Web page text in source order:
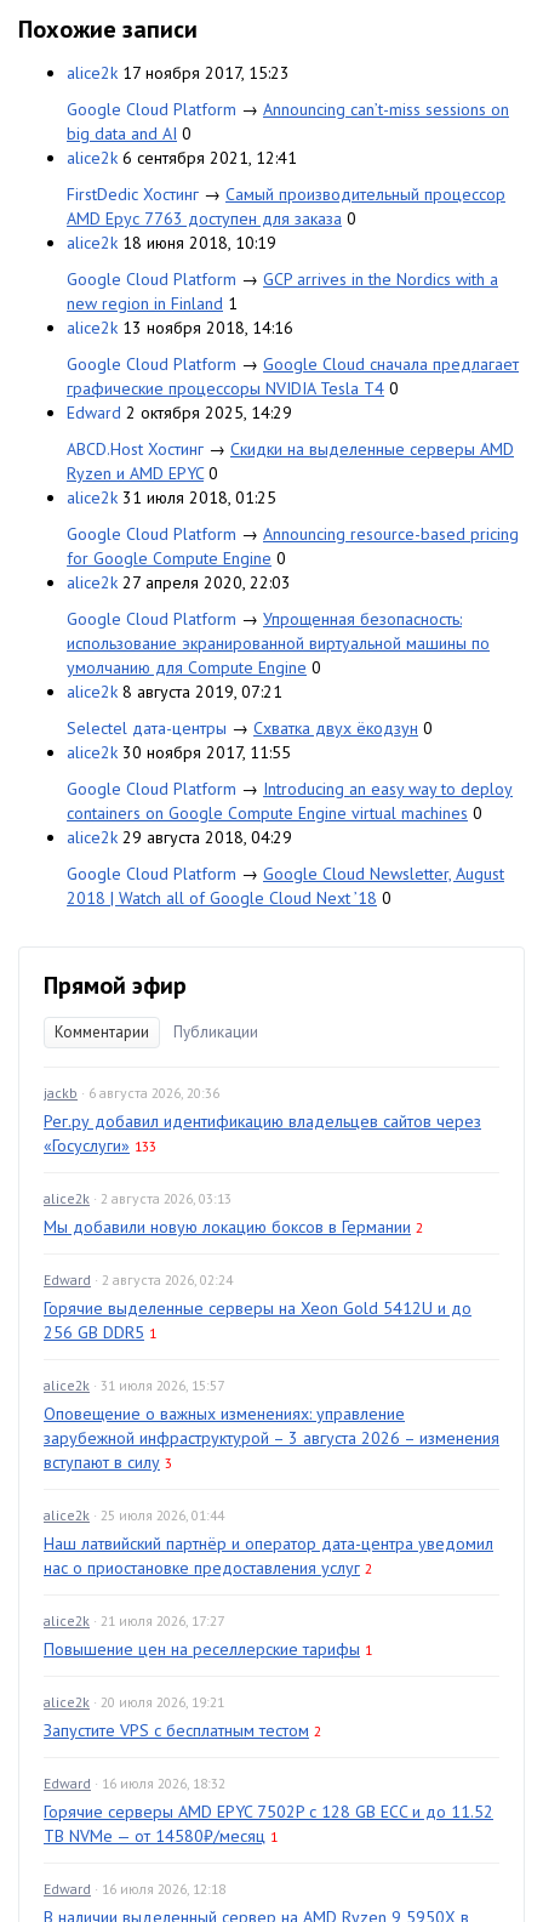
Похожие записи
alice2k 17 ноября 2017, 15:23
Google Cloud Platform → Announcing can’t-miss sessions on
big data and AI 0
alice2k 6 сентября 2021, 12:41
FirstDedic Хостинг → Самый производительный процессор
AMD Epyc 7763 доступен для заказа 0
alice2k 18 июня 2018, 10:19
Google Cloud Platform → GCP arrives in the Nordics with a
new region in Finland 1
alice2k 13 ноября 2018, 14:16
Google Cloud Platform → Google Cloud сначала предлагает
графические процессоры NVIDIA Tesla T4 0
Edward 2 октября 2025, 14:29
ABCD.Host Хостинг → Скидки на выделенные серверы AMD
Ryzen и AMD EPYC 0
alice2k 31 июля 2018, 01:25
Google Cloud Platform → Announcing resource-based pricing
for Google Compute Engine 0
alice2k 27 апреля 2020, 22:03
Google Cloud Platform → Упрощенная безопасность:
использование экранированной виртуальной машины по
умолчанию для Compute Engine 0
alice2k 8 августа 2019, 07:21
Selectel дата-центры → Схватка двух ёкодзун 0
alice2k 30 ноября 2017, 11:55
Google Cloud Platform → Introducing an easy way to deploy
containers on Google Compute Engine virtual machines 0
alice2k 29 августа 2018, 04:29
Google Cloud Platform → Google Cloud Newsletter, August
2018 | Watch all of Google Cloud Next ’18 0
Прямой эфир
Комментарии Публикации
jackb · 6 августа 2026, 20:36
Рег.ру добавил идентификацию владельцев сайтов через
«Госуслуги» 133
alice2k · 2 августа 2026, 03:13
Мы добавили новую локацию боксов в Германии 2
Edward · 2 августа 2026, 02:24
Горячие выделенные серверы на Xeon Gold 5412U и до
256 GB DDR5 1
alice2k · 31 июля 2026, 15:57
Оповещение о важных изменениях: управление
зарубежной инфраструктурой – 3 августа 2026 – изменения
вступают в силу 3
alice2k · 25 июля 2026, 01:44
Наш латвийский партнёр и оператор дата-центра уведомил
нас о приостановке предоставления услуг 2
alice2k · 21 июля 2026, 17:27
Повышение цен на реселлерские тарифы 1
alice2k · 20 июля 2026, 19:21
Запустите VPS с бесплатным тестом 2
Edward · 16 июля 2026, 18:32
Горячие серверы AMD EPYC 7502P с 128 GB ECC и до 11.52
TB NVMe — от 14580₽/месяц 1
Edward · 16 июля 2026, 12:18
В наличии выделенный сервер на AMD Ryzen 9 5950X в